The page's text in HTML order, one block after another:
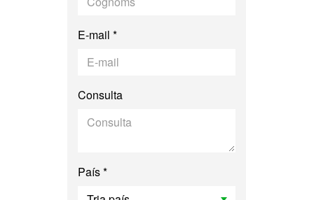
E-mail *
Consulta
País *